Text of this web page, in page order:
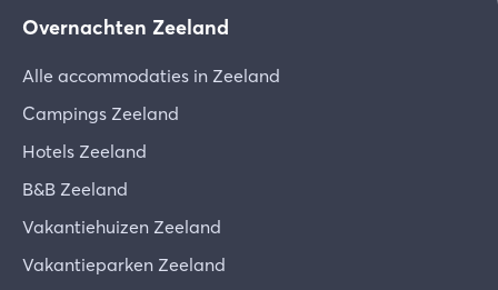
Overnachten Zeeland
Alle accommodaties in Zeeland
Campings Zeeland
Hotels Zeeland
B&B Zeeland
Vakantiehuizen Zeeland
Vakantieparken Zeeland